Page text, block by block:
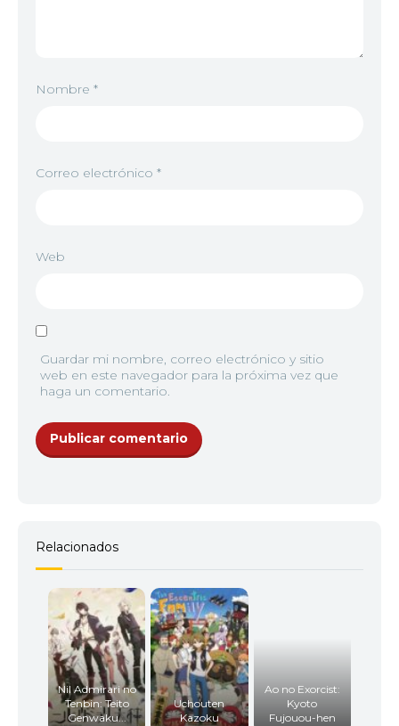
Nombre *
Correo electrónico *
Web
Guardar mi nombre, correo electrónico y sitio
web en este navegador para la próxima vez que
haga un comentario.
Relacionados
Nil Admirari no
Tenbin: Teito
Genwaku...
Uchouten
Kazoku
Ao no Exorcist:
Kyoto
Fujouou-hen